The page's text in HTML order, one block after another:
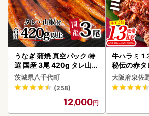
うなぎ 蒲焼 真空パック 特
選 国産 3尾 420g タレ山椒
付き うな重 ひつまぶし 訳
あり 茨城 ウナギ 鰻 個包装
人気 美味しい 小分け 八千
茨城県八千代町
(258)
12,000
牛ハラミ
秘伝の赤タ
焼肉 BBQ
大阪府泉佐